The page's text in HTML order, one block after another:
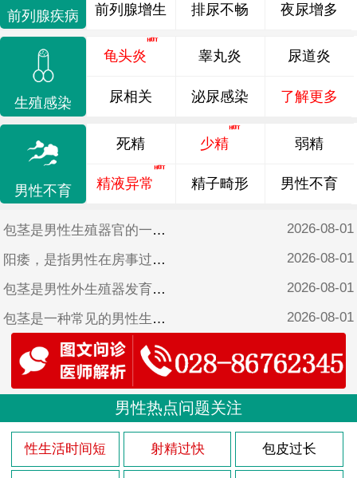
前列腺疾病 前列腺增生 排尿不畅 夜尿增多
生殖感染
龟头炎 睾丸炎 尿道炎
尿相关 泌尿感染 了解更多
男性不育
死精 少精 弱精
精液异常 精子畸形 男性不育
包茎是男性生殖器官的一种常见疾病，特别是在儿童时期。它是指男性阴茎的包皮无法完全向后拉伸，从而无法暴露出阴茎头部。尽管包茎在儿童时期很常见，但它可能会引起一些潜在的健康问题。医院将探讨一下10岁小男孩包茎的症状以及可能的治疗方法。 2026-08-01
阳痿，是指男性在房事过程中没发硬起来或者保持勃起的现象。在医学上，阳痿也称为勃起功能障碍，简称为ED，是男性性功能障碍的一种常见类型。近年来，随着生活方式的改变和心理压力的增加，阳痿的患病率也不断上升，给许多男性带来了不少困扰。 2026-08-01
包茎是男性外生殖器发育异常的一种常见情况，通常在婴儿时期就可以观察到。包茎是指男性的包皮无法完全向后拉开，从而无法暴露龟头。在5岁的孩子身上，包茎的症状可能会更加明显。 2026-08-01
包茎是一种常见的男性生殖器官异常，尤其在幼儿时期更为常见。对于4岁男宝来说，包茎症状可能会引起家长的担忧和不安。医院将详细介绍包茎的症状，并为家长提供解决方法，以帮助他们更好地理解和处理这一问题。 2026-08-01
列腺炎是男性常见的疾病之一，尽管多发于成年男性，但也有少数青少年患者。本文将探讨17岁前列腺炎的原因，并提供一些预防措施，帮助读者了解并预防这一疾病。
包茎是男性生殖器官的一种常见疾病，特别是在儿童中。9岁的包茎症状可能会引起家长的担忧和孩子的不适，因此及早了解、正确对待这一问题至关重要。医院将为您详细介绍9岁包茎的症状，帮助您更好地关爱孩子的健康成长。 2026-08-01
3型前列腺炎是一种常见的男性疾病，它主要是由于多种原因引起的。医院将详细介绍一下3型前列腺炎的原因。
包茎是一种常见的男性生殖器官异常，通常在出生后不久就能够观察到。对于一个6岁的男孩来说，包茎可能会引起一些症状和问题。医院将探讨一下6岁儿童包茎的症状以及可能的解决方法。 2026-08-01
首先需要明确的是，阳痿是一种男性性功能障碍，其主要表现是没发达到或维持勃起状态，而非仅仅是射精过快或过多。因此，5分钟射精算不上阳痿。 2026-08-01
男性热点问题关注
性生活时间短 射精过快 包皮过长